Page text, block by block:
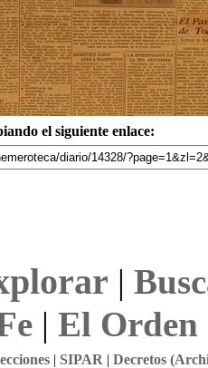
el siguiente enlace:
|
| El Orden
| SIPAR | Decretos